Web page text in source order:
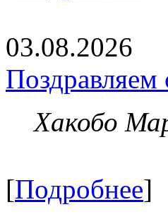
03.08.2026
Поздравляем
Хакобо
[Подробнее]